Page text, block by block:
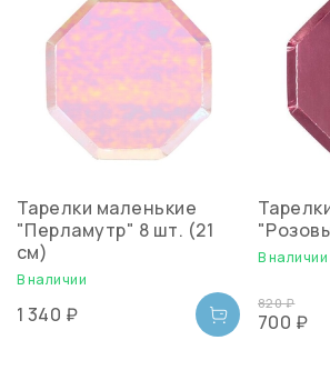
Тарелки маленькие
"Перламутр" 8 шт. (21
см)
В наличии
1 340 ₽
В
820 ₽
700 ₽